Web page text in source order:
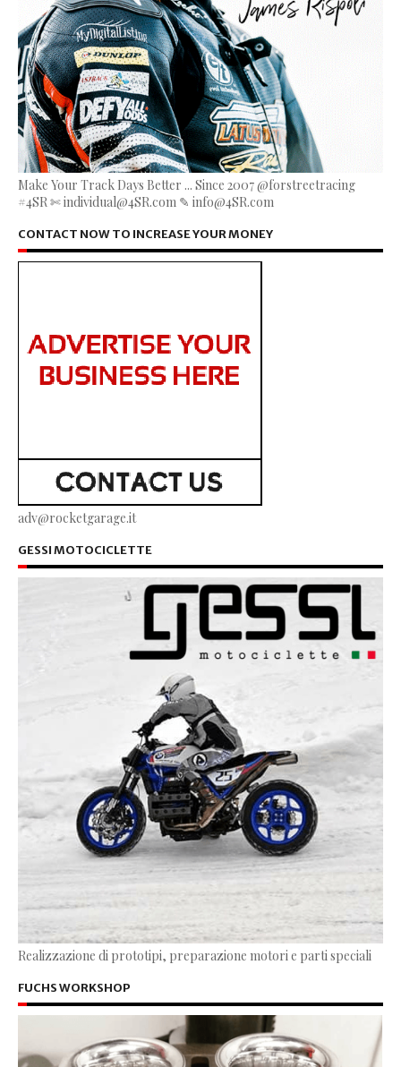
Make Your Track Days Better ... Since 2007 @forstreetracing
#4SR ✄ individual@4SR.com ✎ info@4SR.com
CONTACT NOW TO INCREASE YOUR MONEY
adv@rocketgarage.it
GESSI MOTOCICLETTE
Realizzazione di prototipi, preparazione motori e parti speciali
FUCHS WORKSHOP